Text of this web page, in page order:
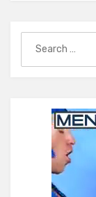
for: